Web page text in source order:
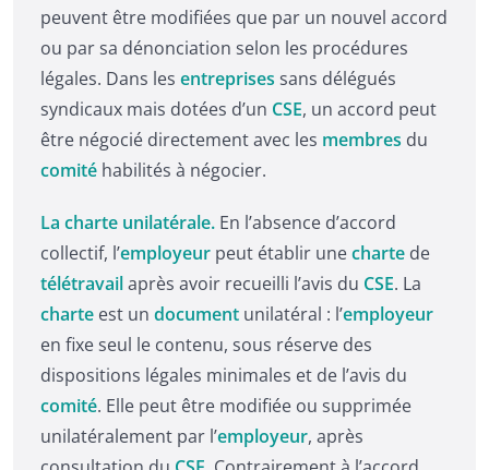
peuvent être modifiées que par un nouvel accord
ou par sa dénonciation selon les procédures
légales. Dans les entreprises sans délégués
syndicaux mais dotées d’un CSE, un accord peut
être négocié directement avec les membres du
comité habilités à négocier.
La charte unilatérale. En l’absence d’accord
collectif, l’employeur peut établir unecharte de
télétravailaprès avoir recueilli l’avis du CSE. La
charte est un document unilatéral : l’employeur
en fixe seul le contenu, sous réserve des
dispositions légales minimales et de l’avis du
comité. Elle peut être modifiée ou supprimée
unilatéralement par l’employeur, après